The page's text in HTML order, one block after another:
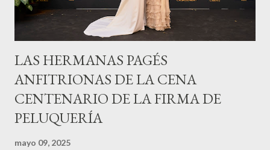
LAS HERMANAS PAGÉS
ANFITRIONAS DE LA CENA
CENTENARIO DE LA FIRMA DE
PELUQUERÍA
mayo 09, 2025